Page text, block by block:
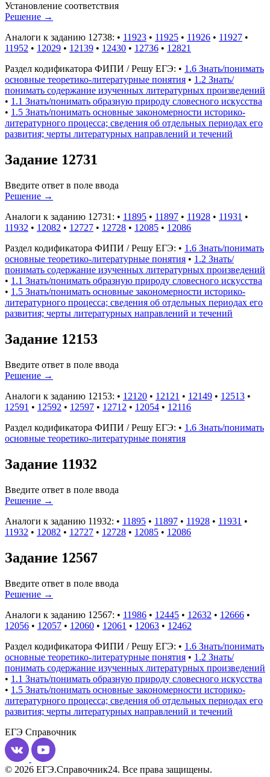
Установление соответствия
Решение →
Аналоги к заданию 12738: • 11923 • 11925 • 11926 • 11927 •
11952 • 12029 • 12139 • 12430 • 12736 • 12821
Раздел кодификатора ФИПИ / Решу ЕГЭ: • 1.6 Знать/понимать
основные теоретико-литературные понятия • 1.2 Знать/
понимать содержание изученных литературных произведений
• 1.1 Знать/понимать образную природу словесного искусства
• 1.5 Знать/понимать основные закономерности историко-
литературного процесса; сведения об отдельных периодах его
развития; черты литературных направлений и течений
Задание 12731
Введите ответ в поле ввода
Решение →
Аналоги к заданию 12731: • 11895 • 11897 • 11928 • 11931 •
11932 • 12082 • 12727 • 12728 • 12085 • 12086
Раздел кодификатора ФИПИ / Решу ЕГЭ: • 1.6 Знать/понимать
основные теоретико-литературные понятия • 1.2 Знать/
понимать содержание изученных литературных произведений
• 1.1 Знать/понимать образную природу словесного искусства
• 1.5 Знать/понимать основные закономерности историко-
литературного процесса; сведения об отдельных периодах его
развития; черты литературных направлений и течений
Задание 12153
Введите ответ в поле ввода
Решение →
Аналоги к заданию 12153: • 12120 • 12121 • 12149 • 12513 •
12591 • 12592 • 12597 • 12712 • 12054 • 12116
Раздел кодификатора ФИПИ / Решу ЕГЭ: • 1.6 Знать/понимать
основные теоретико-литературные понятия
Задание 11932
Введите ответ в поле ввода
Решение →
Аналоги к заданию 11932: • 11895 • 11897 • 11928 • 11931 •
11932 • 12082 • 12727 • 12728 • 12085 • 12086
Задание 12567
Введите ответ в поле ввода
Решение →
Аналоги к заданию 12567: • 11986 • 12445 • 12632 • 12666 •
12056 • 12057 • 12060 • 12061 • 12063 • 12462
Раздел кодификатора ФИПИ / Решу ЕГЭ: • 1.6 Знать/понимать
основные теоретико-литературные понятия • 1.2 Знать/
понимать содержание изученных литературных произведений
• 1.1 Знать/понимать образную природу словесного искусства
• 1.5 Знать/понимать основные закономерности историко-
литературного процесса; сведения об отдельных периодах его
развития; черты литературных направлений и течений
ЕГЭ Справочник
© 2026 ЕГЭ.Справочник24. Все права защищены.